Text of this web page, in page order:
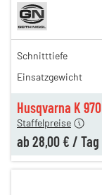
Husqvarna K 970
46,00 €
36,00 €
Staffelpreise
ab 28,00 € / Tag
Schnitttiefe
Einsatzgewicht